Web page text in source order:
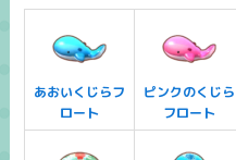
あおいくじらフ
ロート
ピンクのくじら
フロート